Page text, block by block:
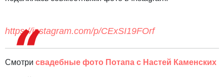
https://instagram.com/p/CExSI19FOrf
Смотри свадебные фото Потапа с Настей Каменских